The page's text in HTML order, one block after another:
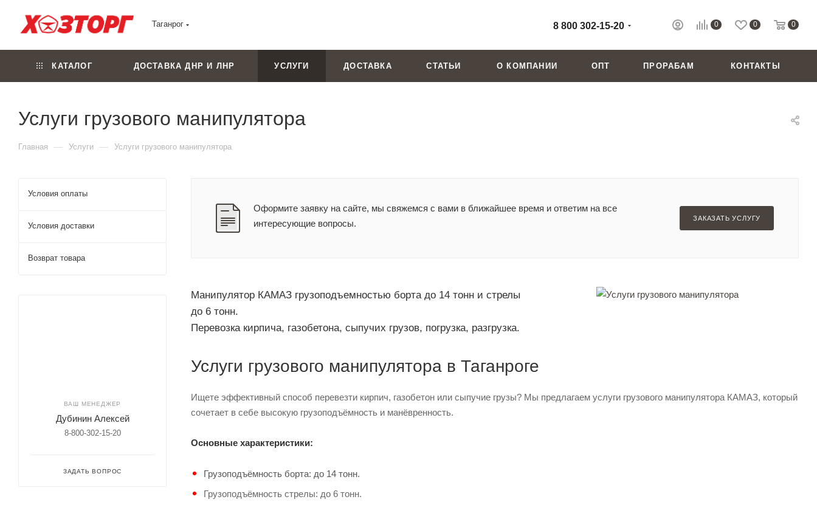
Таганрог 0 0 0
8 800 302-15-20
КАТАЛОГ ДОСТАВКА ДНР И ЛНР УСЛУГИ ДОСТАВКА СТАТЬИ О КОМПАНИИ ОПТ ПРОРАБАМ КОНТАКТЫ
Услуги грузового манипулятора
Главная — Услуги — Услуги грузового манипулятора
Оформите заявку на сайте, мы свяжемся с вами в ближайшее время и ответим на все
интересующие вопросы.
ЗАКАЗАТЬ УСЛУГУ
Манипулятор КАМАЗ грузоподъемностью борта до 14 тонн и стрелы
до 6 тонн.
Перевозка кирпича, газобетона, сыпучих грузов, погрузка, разгрузка.
Услуги грузового манипулятора в Таганроге
Ищете эффективный способ перевезти кирпич, газобетон или сыпучие грузы? Мы предлагаем услуги грузового манипулятора КАМАЗ, который
сочетает в себе высокую грузоподъёмность и манёвренность.
Основные характеристики:
Грузоподъёмность борта: до 14 тонн.
Грузоподъёмность стрелы: до 6 тонн.
Условия оплаты
Условия доставки
Возврат товара
ВАШ МЕНЕДЖЕР
Дубинин Алексей
8-800-302-15-20
ЗАДАТЬ ВОПРОС